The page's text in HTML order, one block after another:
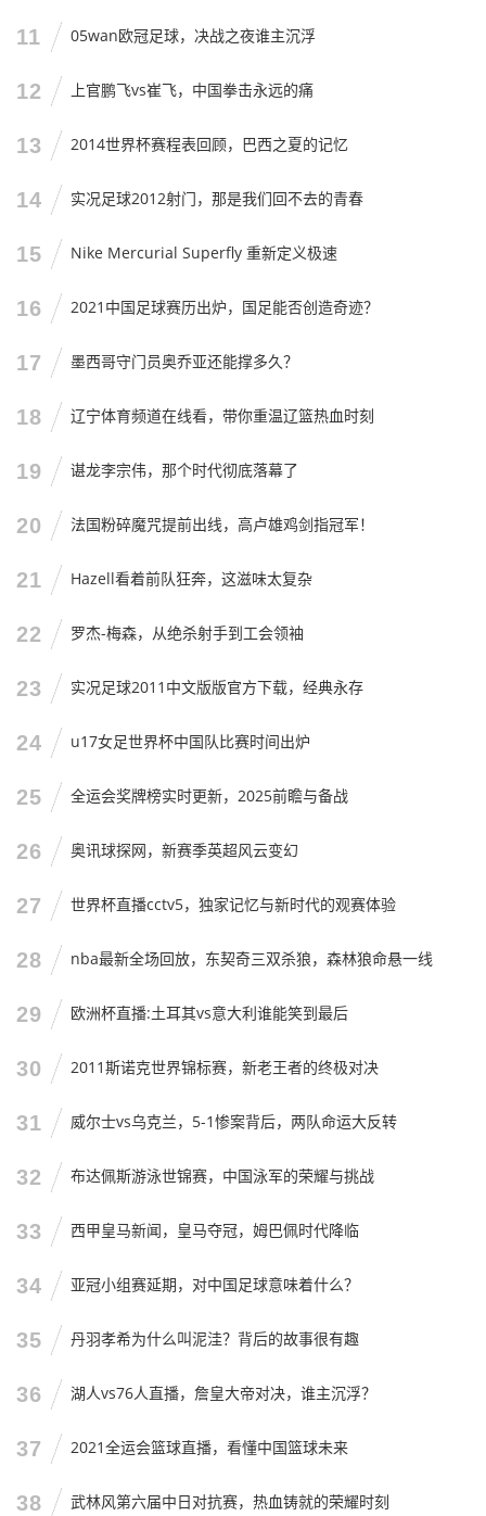
程。
等到詹姆斯退役的那一天，不管你是不是他的粉丝，不管你
喜不喜欢他的打球方式，当你回看NBA的历史长河，你会发
现，那个名字——勒蒙·詹姆斯，就像一座大山一样，矗立在
那里，绕不过去,也抹杀不掉。
兄弟们，别再纠结那几分几厘的胜负了，也别再为了那些排
名争得面红耳赤，好好享受吧，珍惜他还在场上的每一场比
赛，因为像这样的球员，真的可能几十年才出一个，当他真
正转身离开的时候，我们会发现，那个关于“篮球飞人”的童
话,也就跟着一起落幕了。
那时候，我们也会像现在的老球迷怀念乔丹一样，对着电视
尔纪录的男人，那是我们青春里最硬核的传说。”
11 05wan欧冠足球，决战之夜谁主沉浮
12 上官鹏飞vs崔飞，中国拳击永远的痛
13 2014世界杯赛程表回顾，巴西之夏的记忆
14 实况足球2012射门，那是我们回不去的青春
15 Nike Mercurial Superfly 重新定义极速
16 2021中国足球赛历出炉，国足能否创造奇迹？
17 墨西哥守门员奥乔亚还能撑多久？
18 辽宁体育频道在线看，带你重温辽篮热血时刻
19 谌龙李宗伟，那个时代彻底落幕了
20 法国粉碎魔咒提前出线，高卢雄鸡剑指冠军！
21 Hazell看着前队狂奔，这滋味太复杂
22 罗杰-梅森，从绝杀射手到工会领袖
23 实况足球2011中文版版官方下载，经典永存
24 u17女足世界杯中国队比赛时间出炉
25 全运会奖牌榜实时更新，2025前瞻与备战
26 奥讯球探网，新赛季英超风云变幻
27 世界杯直播cctv5，独家记忆与新时代的观赛体验
28 nba最新全场回放，东契奇三双杀狼，森林狼命悬一线
29 欧洲杯直播:土耳其vs意大利谁能笑到最后
30 2011斯诺克世界锦标赛，新老王者的终极对决
31 威尔士vs乌克兰，5-1惨案背后，两队命运大反转
32 布达佩斯游泳世锦赛，中国泳军的荣耀与挑战
33 西甲皇马新闻，皇马夺冠，姆巴佩时代降临
34 亚冠小组赛延期，对中国足球意味着什么？
35 丹羽孝希为什么叫泥洼？背后的故事很有趣
36 湖人vs76人直播，詹皇大帝对决，谁主沉浮？
37 2021全运会篮球直播，看懂中国篮球未来
38 武林风第六届中日对抗赛，热血铸就的荣耀时刻